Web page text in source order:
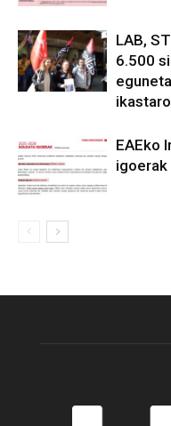
LAB,
6.500
EAEko
igoerak